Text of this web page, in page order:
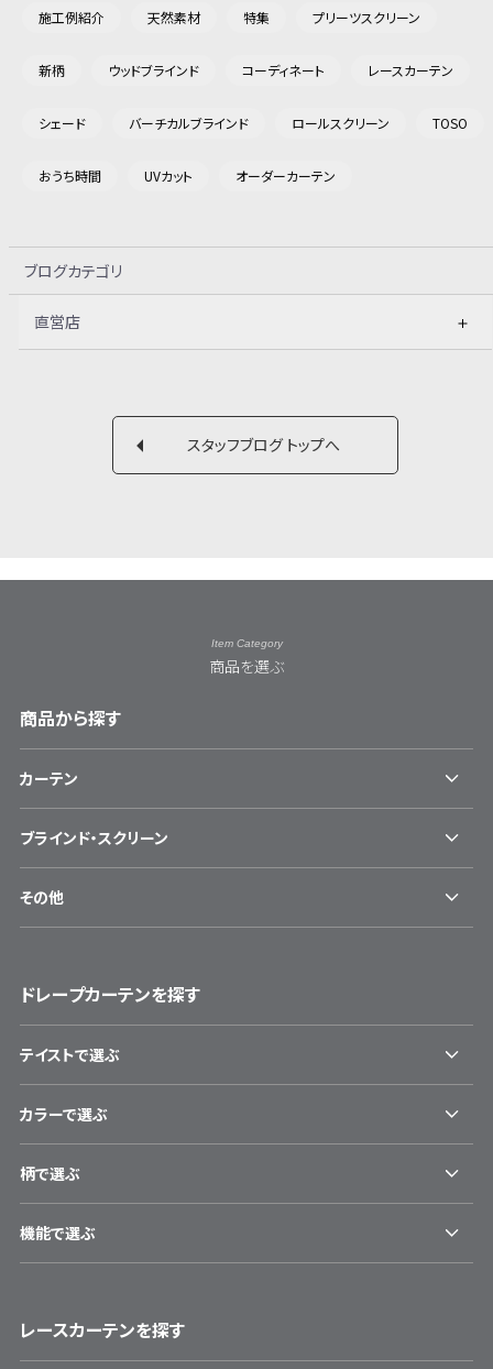
施工例紹介 天然素材 特集 プリーツスクリーン
新柄 ウッドブラインド コーディネート レースカーテン
シェード バーチカルブラインド ロールスクリーン TOSO
おうち時間 UVカット オーダーカーテン
ブログカテゴリ
直営店
スタッフブログ トップへ
Item Category
商品を選ぶ
商品から探す
カーテン
ブラインド・スクリーン
その他
ドレープカーテンを探す
テイストで選ぶ
カラーで選ぶ
柄で選ぶ
機能で選ぶ
レースカーテンを探す